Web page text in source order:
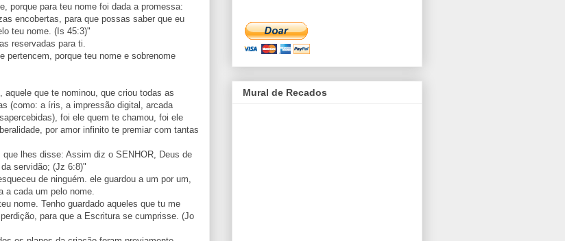
porque para teu nome foi dada a promessa:
encobertas, para que possas saber que eu
teu nome. (Is 45:3)"
reservadas para ti.
pertencem, porque teu nome e sobrenome
que te nominou, que criou todas as
(como: a íris, a impressão digital, arcada
foi ele quem te chamou, foi ele
por amor infinito te premiar com tantas
lhes disse: Assim diz o SENHOR, Deus de
servidão; (Jz 6:8)"
de ninguém. ele guardou a um por um,
a cada um pelo nome.
nome. Tenho guardado aqueles que tu me
para que a Escritura se cumprisse. (Jo
Mural de Recados